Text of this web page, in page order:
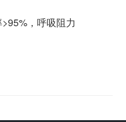
，呼吸阻力